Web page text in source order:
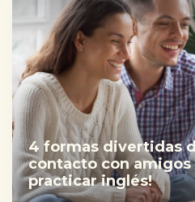
4 formas divertidas
contacto con amigos
practicar inglés!